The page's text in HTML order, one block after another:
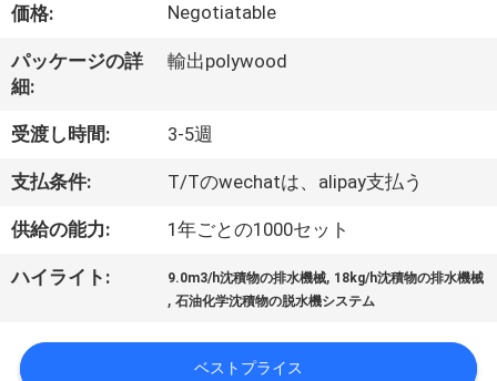
VR
シ
ョ
ー
わ
た
た
価格: Negotiatable
パッケージの詳
細:
輸出polywood
受渡し時間: 3-5週
支払条件: T/Tのwechatは、alipay支払う
供給の能力: 1年ごとの1000セット
ハイライト: 9.0m3/h沈積物の排水機械, 18kg/h沈積物の排水機械
,石油化学沈積物の脱水機システム
ベストプライス